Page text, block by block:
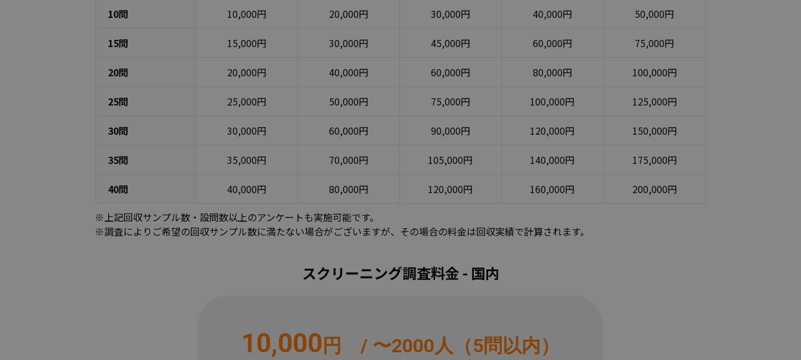
10問 10,000円 20,000円 30,000円 40,000円 50,000円
15問 15,000円 30,000円 45,000円 60,000円 75,000円
20問 20,000円 40,000円 60,000円 80,000円 100,000円
25問 25,000円 50,000円 75,000円 100,000円 125,000円
30問 30,000円 60,000円 90,000円 120,000円 150,000円
35問 35,000円 70,000円 105,000円 140,000円 175,000円
40問 40,000円 80,000円 120,000円 160,000円
200,000円
※上記回収サンプル数・設問数以上のアンケートも実施可能です。
※調査によりご希望の回収サンプル数に満たない場合がございますが、その場合の料金は回収実績で計算されます。
スクリーニング調査料金 - 国内
10,000 円 / 〜2000人（5問以内）